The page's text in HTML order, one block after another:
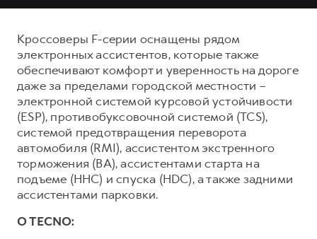
Кроссоверы F-серии оснащены рядом
электронных ассистентов, которые также
обеспечивают комфорт и уверенность на дороге
даже за пределами городской местности –
электронной системой курсовой устойчивости
(ESP), противобуксовочной системой (TCS),
системой предотвращения переворота
автомобиля (RMI), ассистентом экстренного
торможения (ВА), ассистентами старта на
подъеме (ННС) и спуска (HDC), а также задними
ассистентами парковки.
О TECNO: